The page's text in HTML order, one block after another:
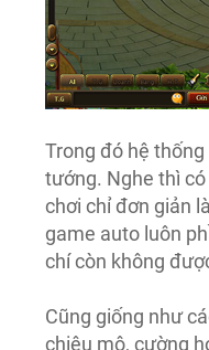
Trong đó hệ
tướng. Nghe thì
chơi chỉ đơn giản
game auto luôn
chí còn không
Cũng giống như
chiêu mộ, cường